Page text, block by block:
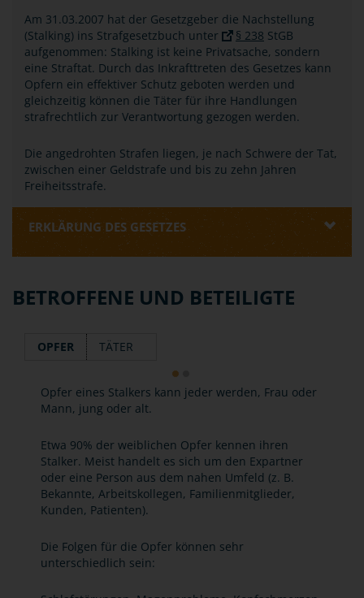
Am 31.03.2007 hat der Gesetzgeber die Nachstellung
(Stalking) ins Strafgesetzbuch unter
§ 238 StGB
aufgenommen: Stalking ist keine Privatsache, sondern
eine Straftat. Durch das Inkrafttreten des Gesetzes kann
Opfern ein effektiver Schutz geboten werden und
gleichzeitig können die Täter für ihre Handlungen
strafrechtlich zur Verantwortung gezogen werden.
Die angedrohten Strafen liegen, je nach Schwere der Tat,
zwischen einer Geldstrafe und bis zu zehn Jahren
Freiheitsstrafe.
ERKLÄRUNG DES GESETZES
BETROFFENE UND BETEILIGTE
OPFER TÄTER
Opfer eines Stalkers kann jeder werden, Frau oder
Mann, jung oder alt.
Etwa 90% der weiblichen Opfer kennen ihren
Stalker. Meist handelt es sich um den Expartner
oder eine Person aus dem nahen Umfeld (z. B.
Bekannte, Arbeitskollegen, Familienmitglieder,
Kunden, Patienten).
Die Folgen für die Opfer können sehr
unterschiedlich sein: